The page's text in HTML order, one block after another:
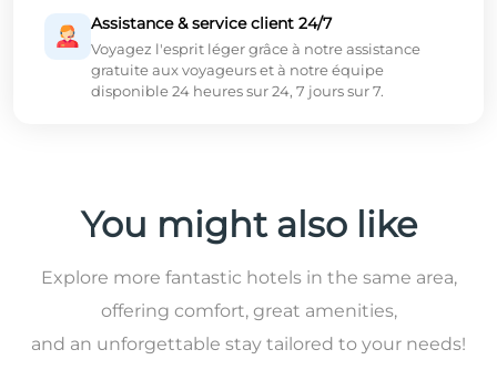
Assistance & service client 24/7
Voyagez l'esprit léger grâce à notre assistance
gratuite aux voyageurs et à notre équipe
disponible 24 heures sur 24, 7 jours sur 7.
You might also like
Explore more fantastic hotels in the same area,
offering comfort, great amenities,
and an unforgettable stay tailored to your needs!